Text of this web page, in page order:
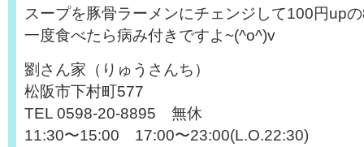
スープを豚骨ラーメンにチェンジして100円up
一度食べたら病み付きですよ~(^o^)v
劉さん家（りゅうさんち）
松阪市下村町577
TEL 0598-20-8895 無休
11:30〜15:00 17:00〜23:00(L.O.22:30)